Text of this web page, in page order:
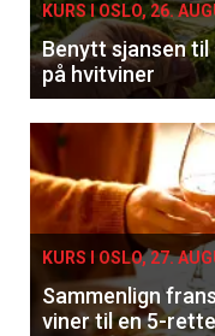
KURS I OSLO, 26.
Benytt sjansen
på hvitviner
KURS I OSLO, 27.
Sammenlign
viner til en 5-